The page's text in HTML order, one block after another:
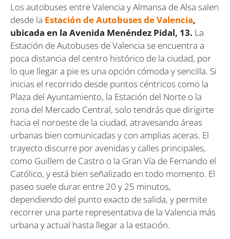
Los autobuses entre Valencia y Almansa de Alsa salen
desde la Estación de Autobuses de Valencia,
ubicada en la Avenida Menéndez Pidal, 13. La
Estación de Autobuses de Valencia se encuentra a
poca distancia del centro histórico de la ciudad, por
lo que llegar a pie es una opción cómoda y sencilla. Si
inicias el recorrido desde puntos céntricos como la
Plaza del Ayuntamiento, la Estación del Norte o la
zona del Mercado Central, solo tendrás que dirigirte
hacia el noroeste de la ciudad, atravesando áreas
urbanas bien comunicadas y con amplias aceras. El
trayecto discurre por avenidas y calles principales,
como Guillem de Castro o la Gran Vía de Fernando el
Católico, y está bien señalizado en todo momento. El
paseo suele durar entre 20 y 25 minutos,
dependiendo del punto exacto de salida, y permite
recorrer una parte representativa de la Valencia más
urbana y actual hasta llegar a la estación.